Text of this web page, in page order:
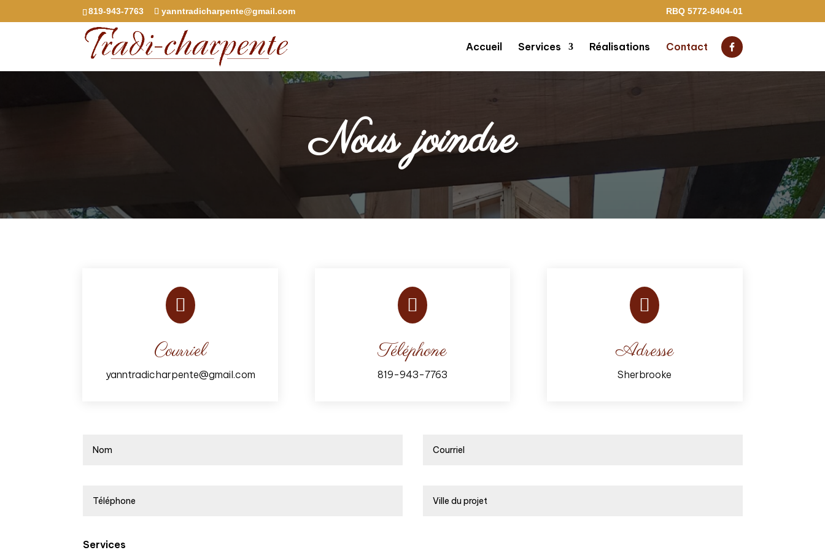
819-943-7763 yanntradicharpente@gmail.com RBQ 5772-8404-01
Accueil Services Réalisations Contact
Nous joindre

Courriel
yanntradicharpente@gmail.com

Téléphone
819-943-7763

Adresse
Sherbrooke
Services